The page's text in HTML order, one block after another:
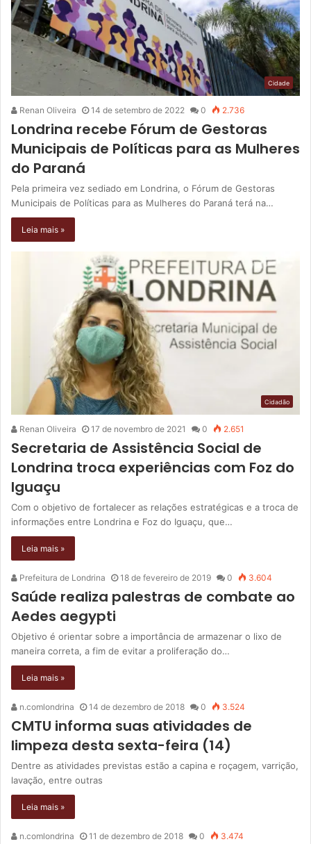
Cidade
Renan Oliveira 14 de setembro de 2022 0 2.736
Londrina recebe Fórum de Gestoras
Municipais de Políticas para as Mulheres
do Paraná
Pela primeira vez sediado em Londrina, o Fórum de Gestoras
Municipais de Políticas para as Mulheres do Paraná terá na…
Leia mais »
Cidadão
Renan Oliveira 17 de novembro de 2021 0 2.651
Secretaria de Assistência Social de
Londrina troca experiências com Foz do
Iguaçu
Com o objetivo de fortalecer as relações estratégicas e a troca de
informações entre Londrina e Foz do Iguaçu, que…
Leia mais »
Prefeitura de Londrina 18 de fevereiro de 2019 0 3.604
Saúde realiza palestras de combate ao
Aedes aegypti
Objetivo é orientar sobre a importância de armazenar o lixo de
maneira correta, a fim de evitar a proliferação do…
Leia mais »
n.comlondrina 14 de dezembro de 2018 0 3.524
CMTU informa suas atividades de
limpeza desta sexta-feira (14)
Dentre as atividades previstas estão a capina e roçagem, varrição,
lavação, entre outras
Leia mais »
n.comlondrina 11 de dezembro de 2018 0 3.474